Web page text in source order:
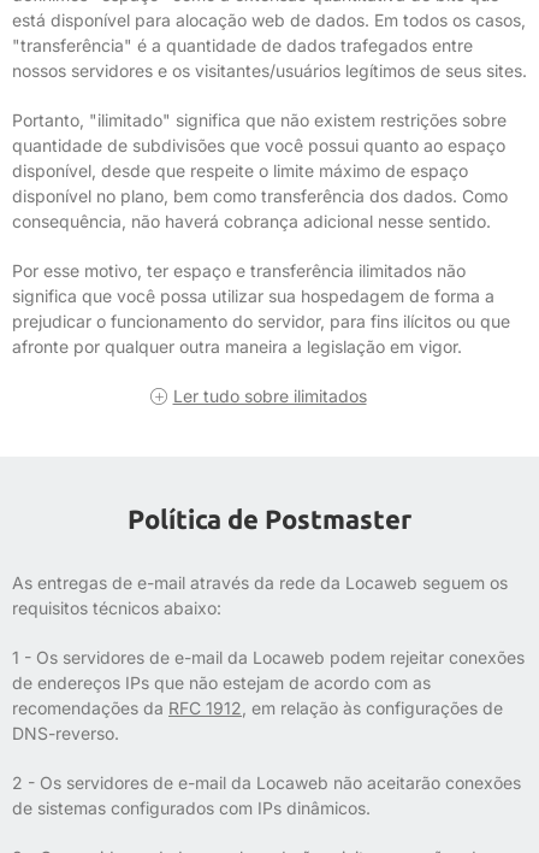
está disponível para alocação web de dados. Em todos os casos,
"transferência" é a quantidade de dados trafegados entre
nossos servidores e os visitantes/usuários legítimos de seus sites.
Portanto, "ilimitado" significa que não existem restrições sobre
quantidade de subdivisões que você possui quanto ao espaço
disponível, desde que respeite o limite máximo de espaço
disponível no plano, bem como transferência dos dados. Como
consequência, não haverá cobrança adicional nesse sentido.
Por esse motivo, ter espaço e transferência ilimitados não
significa que você possa utilizar sua hospedagem de forma a
prejudicar o funcionamento do servidor, para fins ilícitos ou que
afronte por qualquer outra maneira a legislação em vigor.
Ler tudo sobre ilimitados
Política de Postmaster
As entregas de e-mail através da rede da Locaweb seguem os
requisitos técnicos abaixo:
1 - Os servidores de e-mail da Locaweb podem rejeitar conexões
de endereços IPs que não estejam de acordo com as
recomendações da RFC 1912 , em relação às configurações de
DNS-reverso.
2 - Os servidores de e-mail da Locaweb não aceitarão conexões
de sistemas configurados com IPs dinâmicos.